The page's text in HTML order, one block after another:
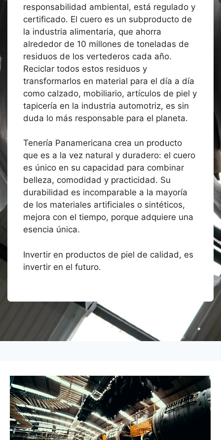
responsabilidad ambiental, está regulado y
certificado. El cuero es un subproducto de
la industria alimentaria, que ahorra
alrededor de 10 millones de toneladas de
residuos de los vertederos cada año.
Reciclar todos estos residuos y
transformarlos en material para el día a día
como calzado, mobiliario, artículos de piel y
tapicería en la industria automotriz, es sin
duda lo más responsable para el planeta.
Tenería Panamericana crea un producto
que es a la vez natural y duradero: el cuero
es único en su capacidad para combinar
belleza, comodidad y practicidad. Su
durabilidad es incomparable a la mayoría
de los materiales artificiales o sintéticos,
mejora con el tiempo, porque adquiere una
esencia única.
Invertir en productos de piel de calidad, es
invertir en el futuro.